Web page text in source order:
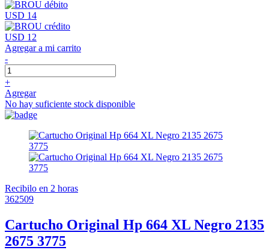
USD 14
USD 12
Agregar a mi carrito
-
+
Agregar
No hay suficiente stock disponible
Recibilo en 2 horas
362509
Cartucho Original Hp 664 XL Negro 2135
2675 3775